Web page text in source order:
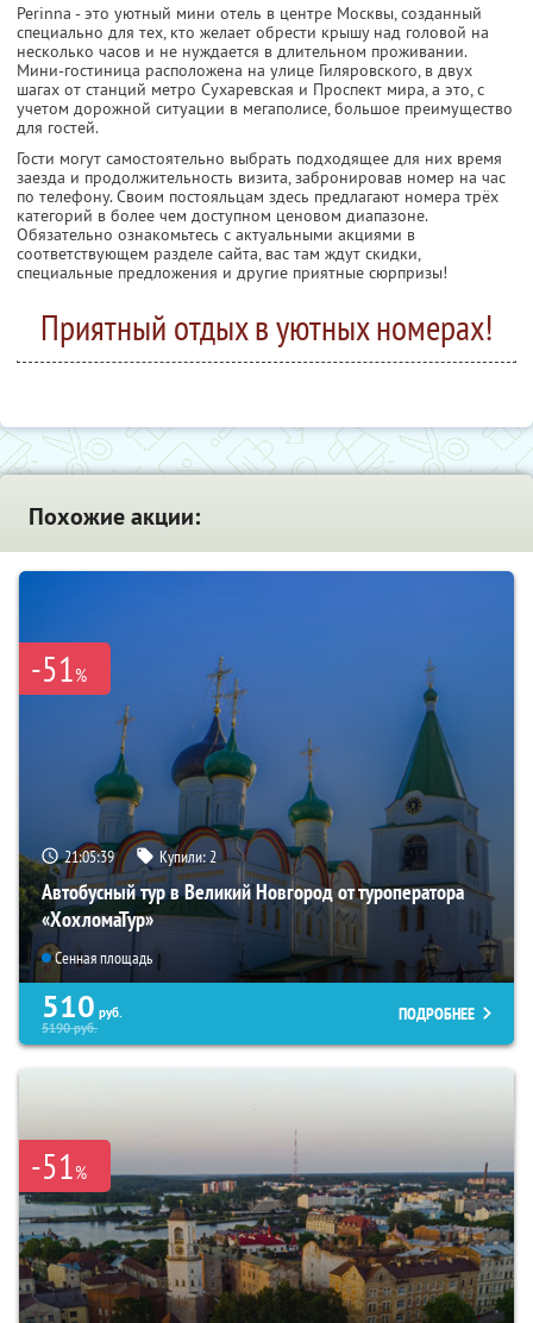
Perinna - это уютный мини отель в центре Москвы, созданный
специально для тех, кто желает обрести крышу над головой на
несколько часов и не нуждается в длительном проживании.
Мини-гостиница расположена на улице Гиляровского, в двух
шагах от станций метро Сухаревская и Проспект мира, а это, с
учетом дорожной ситуации в мегаполисе, большое преимущество
для гостей.
Гости могут самостоятельно выбрать подходящее для них время
заезда и продолжительность визита, забронировав номер на час
по телефону. Своим постояльцам здесь предлагают номера трёх
категорий в более чем доступном ценовом диапазоне.
Обязательно ознакомьтесь с актуальными акциями в
соответствующем разделе сайта, вас там ждут скидки,
специальные предложения и другие приятные сюрпризы!
Приятный отдых в уютных номерах!
Похожие акции:
-51%
21:05:38 Купили:2
Автобусный тур в Великий Новгород от туроператора
«ХохломаТур»
Сенная площадь
510 руб.
5190руб.
ПОДРОБНЕЕ
-51%